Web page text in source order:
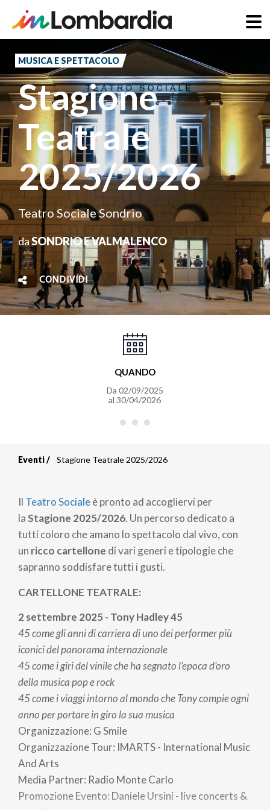
contenuto
principale
MUSICA E SPETTACOLO
Stagione
Teatrale
2025/2026
Teatro Sociale Sondrio
daSONDRIO E VALMALENCO
CONDIVIDI
QUANDO
Da 02/09/2025
al 30/04/2026
di
pane
Eventi Stagione Teatrale 2025/2026
Il Teatro Socialeè pronto ad accogliervi per
laStagione 2025/2026. Un percorso dedicato a
tutti coloro che amano lo spettacolo dal vivo, con
un ricco cartellone di vari generi e tipologie che
sapranno soddisfare tutti i gusti.
CARTELLONE TEATRALE:
2 settembre 2025 - Tony Hadley 45
45 come gli anni di carriera di uno dei performer più
iconici del panorama internazionale
45 come i giri del vinile che ha segnato l’epoca d’oro
della musica pop e rock
45 come i viaggi intorno al mondo che Tony compie ogni
anno per portare in giro la sua musica
Organizzazione: G Smile
Organizzazione Tour: IMARTS - International Music
And Arts
Media Partner: Radio Monte Carlo
Promozione Evento: Daniele Ursini - live concerts &